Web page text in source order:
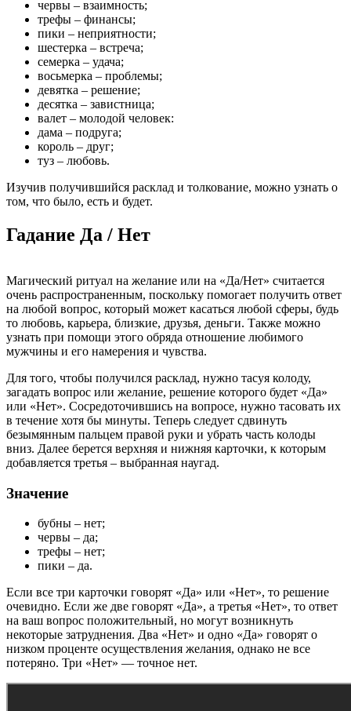
червы – взаимность;
трефы – финансы;
пики – неприятности;
шестерка – встреча;
семерка – удача;
восьмерка – проблемы;
девятка – решение;
десятка – завистница;
валет – молодой человек:
дама – подруга;
король – друг;
туз – любовь.
Изучив получившийся расклад и толкование, можно узнать о
том, что было, есть и будет.
Гадание Да / Нет
Магический ритуал на желание или на «Да/Нет» считается
очень распространенным, поскольку помогает получить ответ
на любой вопрос, который может касаться любой сферы, будь
то любовь, карьера, близкие, друзья, деньги. Также можно
узнать при помощи этого обряда отношение любимого
мужчины и его намерения и чувства.
Для того, чтобы получился расклад, нужно тасуя колоду,
загадать вопрос или желание, решение которого будет «Да»
или «Нет». Сосредоточившись на вопросе, нужно тасовать их
в течение хотя бы минуты. Теперь следует сдвинуть
безымянным пальцем правой руки и убрать часть колоды
вниз. Далее берется верхняя и нижняя карточки, к которым
добавляется третья – выбранная наугад.
Значение
бубны – нет;
червы – да;
трефы – нет;
пики – да.
Если все три карточки говорят «Да» или «Нет», то решение
очевидно. Если же две говорят «Да», а третья «Нет», то ответ
на ваш вопрос положительный, но могут возникнуть
некоторые затруднения. Два «Нет» и одно «Да» говорят о
низком проценте осуществления желания, однако не все
потеряно. Три «Нет» — точное нет.